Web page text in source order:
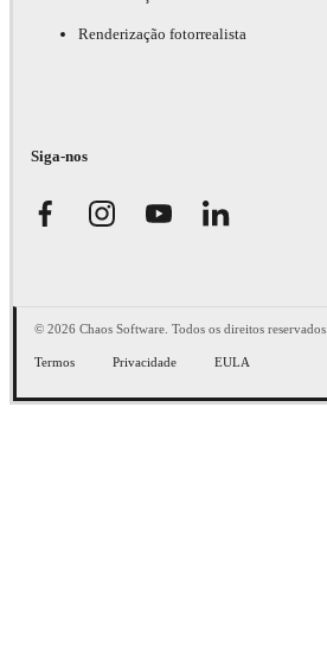
Renderização fotorrealista
Siga-nos
© 2026 Chaos Software. Todos os direitos reservados.
Termos Privacidade EULA